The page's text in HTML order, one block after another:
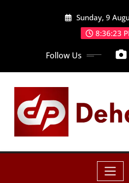
Sunday, 9
8:36:24
Follow Us